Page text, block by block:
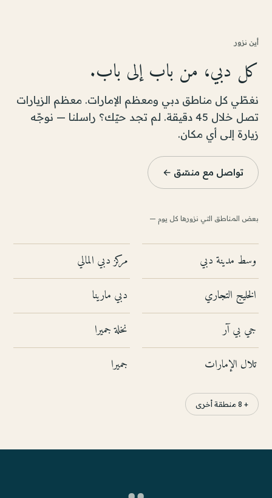
أين نزور
كل دبي، من باب إلى باب.
نغطّي كل مناطق دبي ومعظم الإمارات. معظم الزيارات
تصل خلال 45 دقيقة. لم تجد حيّك؟ راسلنا — نوجّه
زيارة إلى أي مكان.
تواصل مع منسّق ←
بعض المناطق التي نزورها كل يوم —
وسط مدينة دبي
مركز دبي المالي
الخليج التجاري
دبي مارينا
جي بي آر
نخلة جميرا
تلال الإمارات
جميرا
+ 8 منطقة أخرى